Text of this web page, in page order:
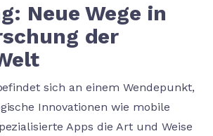
Neue Wege in
der
sich an einem Wendepunkt,
Innovationen wie mobile
Apps die Art und Weise